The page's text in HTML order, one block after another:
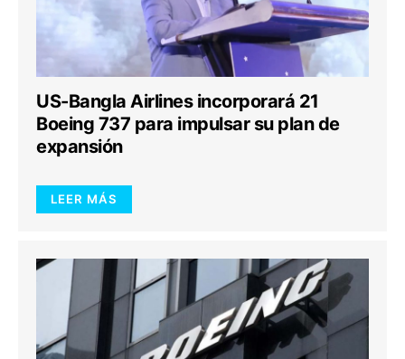
US-Bangla Airlines incorporará 21
Boeing 737 para impulsar su plan de
expansión
LEER MÁS